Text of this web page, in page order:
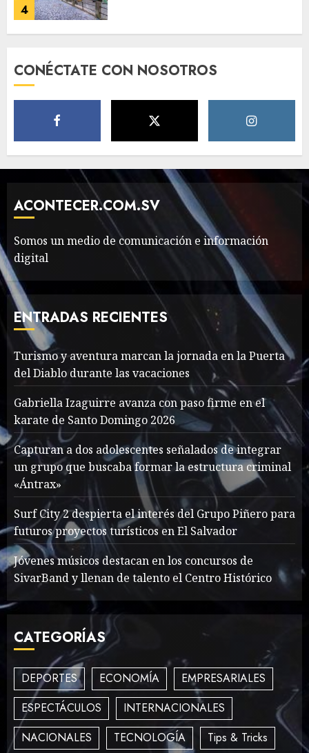
4
Classic Cars in a Retro
The full story of
Thailand’s extraordinary
cave rescue
MAYO 14, 2024 1002
7
Valentino Goes
Deliberately Feminine for
Fall 2018
MAYO 16, 2024 765
1
Searching for the
forgotten heroes of World
War Two
MAYO 14, 2024 860
2
What’s Scarier Than the
Sex Talk? Its About Weight
MAYO 14, 2024 862
3
How To Write Award
How Many of These Italian
Foods Have You Tried?
MAYO 14, 2024 810
CONÉCTATE CON NOSOTROS
ACONTECER.COM.SV
Somos un medio de comunicación e información
digital
ENTRADAS RECIENTES
Turismo y aventura marcan la jornada en la Puerta
del Diablo durante las vacaciones
Gabriella Izaguirre avanza con paso firme en el
karate de Santo Domingo 2026
Capturan a dos adolescentes señalados de integrar
un grupo que buscaba formar la estructura criminal
«Ántrax»
Surf City 2 despierta el interés del Grupo Piñero para
futuros proyectos turísticos en El Salvador
Jóvenes músicos destacan en los concursos de
SivarBand y llenan de talento el Centro Histórico
CATEGORÍAS
DEPORTES ECONOMÍA
EMPRESARIALES
ESPECTÁCULOS
INTERNACIONALES
NACIONALES
TECNOLOGÍA Tips & Tricks